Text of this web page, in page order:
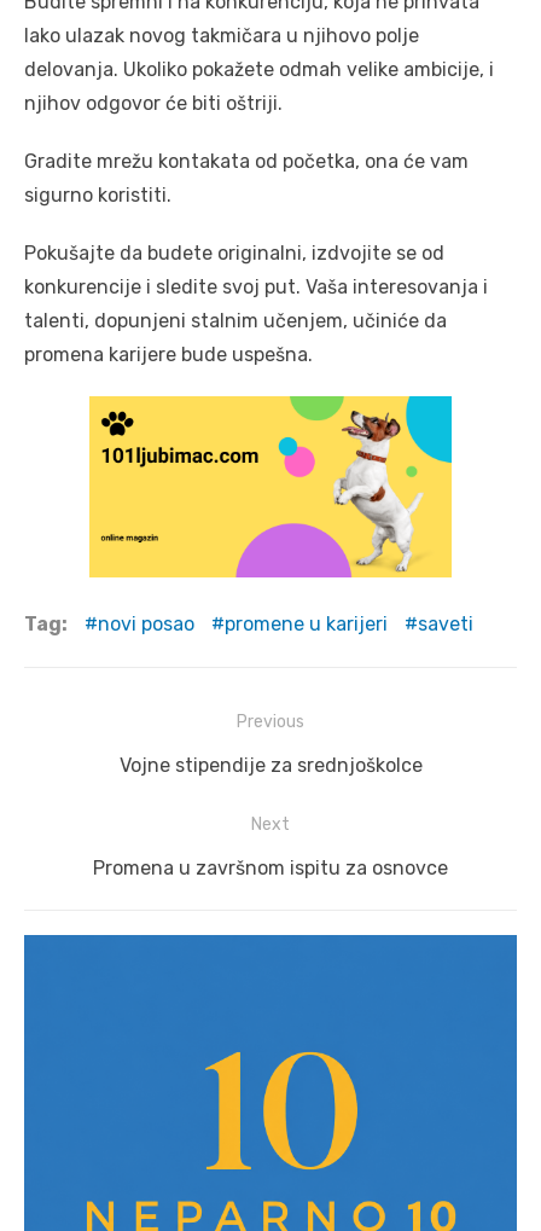
lako ulazak novog takmičara u njihovo polje
delovanja. Ukoliko pokažete odmah velike ambicije, i
njihov odgovor će biti oštriji.
Gradite mrežu kontakata od početka, ona će vam
sigurno koristiti.
Pokušajte da budete originalni, izdvojite se od
konkurencije i sledite svoj put. Vaša interesovanja i
talenti, dopunjeni stalnim učenjem, učiniće da
promena karijere bude uspešna.
Tag: novi posao promene u karijeri saveti
navigation
Previous
Previous
Vojne stipendije za srednjoškolce
Next
Next
Promena u završnom ispitu za osnovce